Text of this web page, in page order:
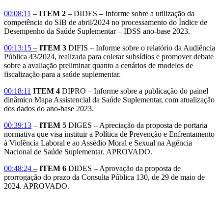
00:08:11 – ITEM 2 – DIDES – Informe sobre a utilização da
competência do SIB de abril/2024 no processamento do Índice de
Desempenho da Saúde Suplementar – IDSS ano-base 2023.
00:13:15 – ITEM 3 DIFIS – Informe sobre o relatório da Audiência
Pública 43/2024, realizada para coletar subsídios e promover debate
sobre a avaliação preliminar quanto a cenários de modelos de
fiscalização para a saúde suplementar.
00:18:11 ITEM 4 DIPRO – Informe sobre a publicação do painel
dinâmico Mapa Assistencial da Saúde Suplementar, com atualização
dos dados do ano-base 2023.
00:39:13 – ITEM 5 DIGES – Apreciação da proposta de portaria
normativa que visa instituir a Política de Prevenção e Enfrentamento
à Violência Laboral e ao Assédio Moral e Sexual na Agência
Nacional de Saúde Suplementar. APROVADO.
00:48:24 – ITEM 6 DIDES – Aprovação da proposta de
prorrogação do prazo da Consulta Pública 130, de 29 de maio de
2024. APROVADO.